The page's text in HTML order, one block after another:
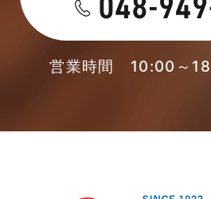
本店-ブログ
東武スカイツリーライン
2023年4月
2023年3月
営業時間 10:00～